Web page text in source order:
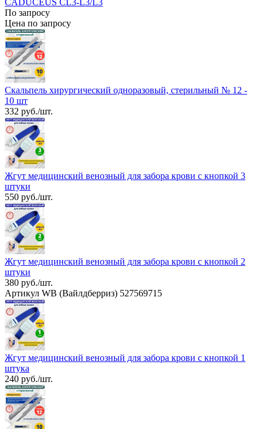
CADUCEUS CL3-L3/L3
По запросу
Цена по запросу
Скальпель хирургический одноразовый, стерильный № 12 -
10 шт
332 руб./шт.
Жгут медицинский венозный для забора крови с кнопкой 3
штуки
550 руб./шт.
Жгут медицинский венозный для забора крови с кнопкой 2
штуки
380 руб./шт.
Артикул WB (Вайлдберриз) 527569715
Жгут медицинский венозный для забора крови с кнопкой 1
штука
240 руб./шт.